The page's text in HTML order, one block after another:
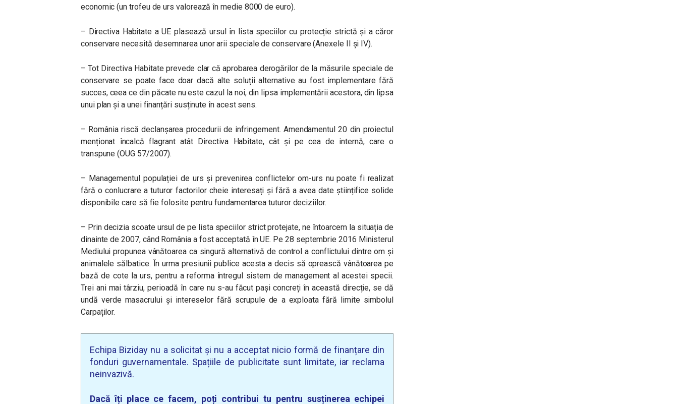
economic (un trofeu de urs valorează în medie 8000 de euro).
– Directiva Habitate a UE plasează ursul în lista speciilor cu protecție strictă și a căror
conservare necesită desemnarea unor arii speciale de conservare (Anexele II și IV).
– Tot Directiva Habitate prevede clar că aprobarea derogărilor de la măsurile speciale de
conservare se poate face doar dacă alte soluții alternative au fost implementare fără
succes, ceea ce din păcate nu este cazul la noi, din lipsa implementării acestora, din lipsa
unui plan și a unei finanțări susținute în acest sens.
– România riscă declanșarea procedurii de infringement. Amendamentul 20 din proiectul
menționat încalcă flagrant atât Directiva Habitate, cât și pe cea de internă, care o
transpune (OUG 57/2007).
– Managementul populației de urs și prevenirea conflictelor om-urs nu poate fi realizat
fără o conlucrare a tuturor factorilor cheie interesați și fără a avea date științifice solide
disponibile care să fie folosite pentru fundamentarea tuturor deciziilor.
– Prin decizia scoate ursul de pe lista speciilor strict protejate, ne întoarcem la situația de
dinainte de 2007, când România a fost acceptată în UE. Pe 28 septembrie 2016 Ministerul
Mediului propunea vânătoarea ca singură alternativă de control a conflictului dintre om și
animalele sălbatice. În urma presiunii publice acesta a decis să oprească vânătoarea pe
bază de cote la urs, pentru a reforma întregul sistem de management al acestei specii.
Trei ani mai târziu, perioadă în care nu s-au făcut pași concreți în această direcție, se dă
undă verde masacrului și intereselor fără scrupule de a exploata fără limite simbolul
Carpaților.
Echipa Biziday nu a solicitat și nu a acceptat nicio formă de finanțare din
fonduri guvernamentale. Spațiile de publicitate sunt limitate, iar reclama
neinvazivă.
Dacă îți place ce facem, poți contribui tu pentru susținerea echipei